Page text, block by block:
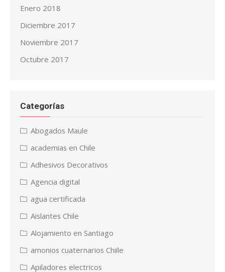
Enero 2018
Diciembre 2017
Noviembre 2017
Octubre 2017
Categorías
Abogados Maule
academias en Chile
Adhesivos Decorativos
Agencia digital
agua certificada
Aislantes Chile
Alojamiento en Santiago
amonios cuaternarios Chiile
Apiladores electricos